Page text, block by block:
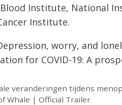
Institute, National
Institute.
worry, and
for COVID-19: A
veranderingen tijdens
Whale | Official Trailer